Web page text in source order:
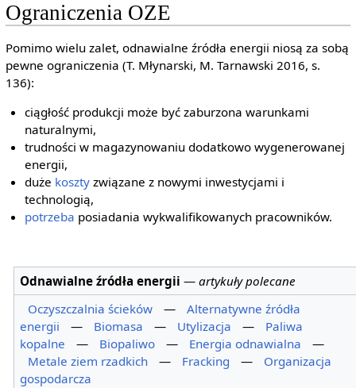
Ograniczenia OZE
Pomimo wielu zalet, odnawialne źródła energii niosą za sobą
pewne ograniczenia (T. Młynarski, M. Tarnawski 2016, s.
136):
ciągłość produkcji może być zaburzona warunkami
naturalnymi,
trudności w magazynowaniu dodatkowo wygenerowanej
energii,
duże koszty związane z nowymi inwestycjami i
technologią,
potrzeba posiadania wykwalifikowanych pracowników.
Odnawialne źródła energii —artykuły polecane
Oczyszczalnia ścieków
—
Alternatywne źródła
energii
— Biomasa — Utylizacja —
Paliwa
kopalne
— Biopaliwo — Energia odnawialna
—
Metale ziem rzadkich
— Fracking —
Organizacja
gospodarcza